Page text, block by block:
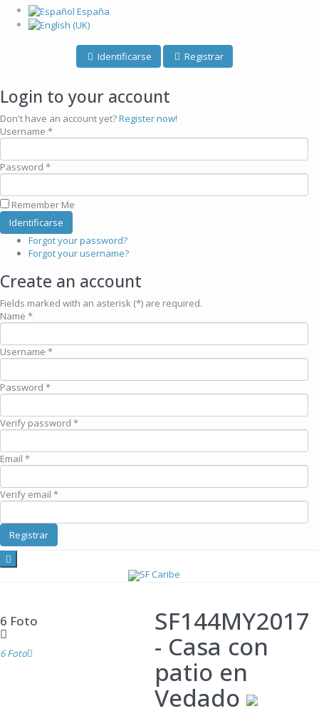
Identificarse Registrar
Login to your account
Don't have an account yet?Register now!
Username *
Password *
Remember Me
Forgot your password?
Forgot your username?
Create an account
Fields marked with an asterisk (*) are required.
Name *
Username *
Password *
Verify password *
Email *
Verify email *
Registrar
6 Foto
6 Foto
SF144MY2017
- Casa con
patio en
Vedado